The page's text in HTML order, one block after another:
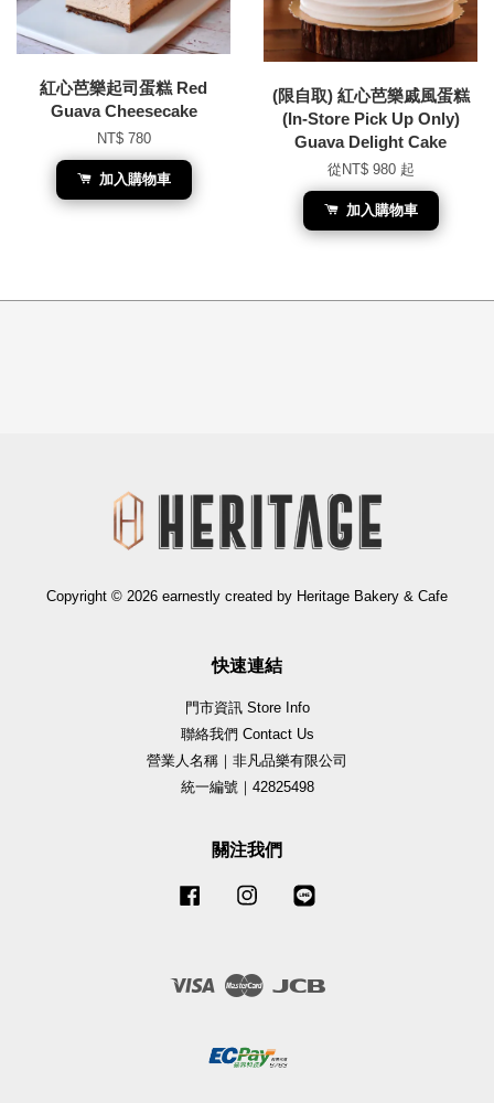
紅心芭樂起司蛋糕 Red
Guava Cheesecake
NT$ 780
加入購物車
(限自取) 紅心芭樂戚風蛋糕
(In-Store Pick Up Only)
Guava Delight Cake
從 NT$ 980 起
加入購物車
Copyright © 2026 earnestly created by Heritage Bakery & Cafe
快速連結
門市資訊 Store Info
聯絡我們 Contact Us
營業人名稱｜非凡品樂有限公司
統一編號｜42825498
關注我們
Facebook Instagram
Visa Master